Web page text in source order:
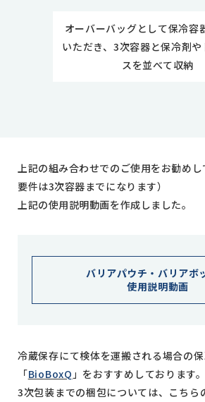
オーバーバッグとして保冷容
いただき、3次容器と保冷剤や
スを並べて収納
上記の組み合わせでのご使用をお勧め
要件は3次容器までになります）
上記の使用説明動画を作成しました。
バリアパウチ・バリアボ
使用説明動画
冷蔵保存にて検体を運搬される場合の
「BioBoxQ」をおすすめしております。
3次包装までの梱包については、こちら